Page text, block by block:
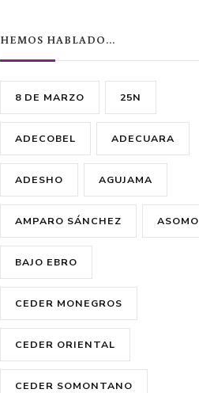
HEMOS HABLADO…
8 DE MARZO 25N
ADECOBEL ADECUARA
ADESHO AGUJAMA
AMPARO SÁNCHEZ ASOMO
BAJO EBRO
CEDER MONEGROS
CEDER ORIENTAL
CEDER SOMONTANO